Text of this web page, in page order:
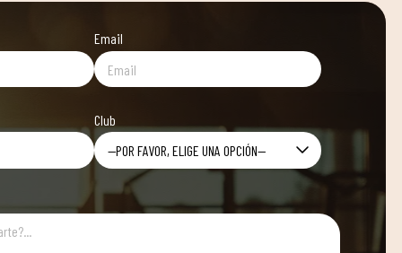
Email
Club
—POR FAVOR, ELIGE UNA OPCIÓN—